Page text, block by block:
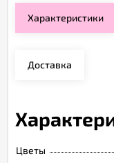
Характеристики
Доставка
Цветы